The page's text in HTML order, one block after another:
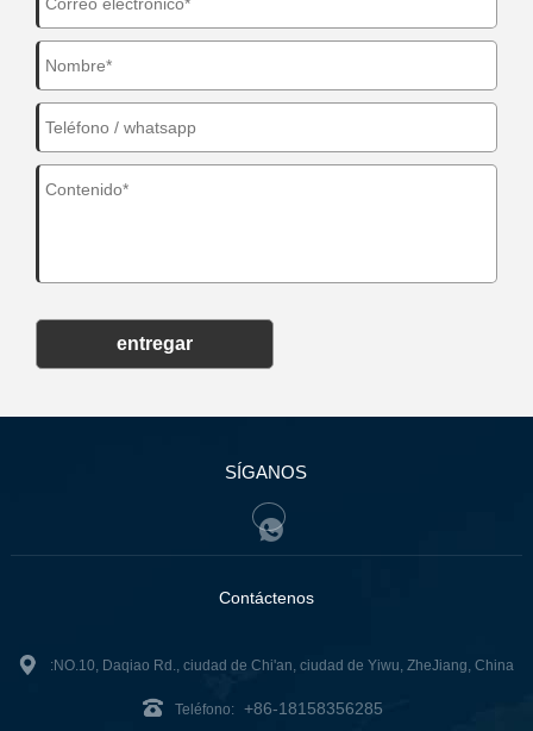
entregar
SÍGANOS
Contáctenos
:NO.10, Daqiao Rd., ciudad de Chi'an, ciudad de Yiwu, ZheJiang, China
Teléfono: +86-18158356285